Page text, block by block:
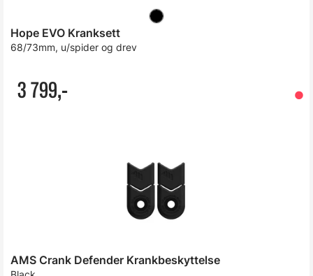
Hope EVO Kranksett
68/73mm, u/spider og drev
3 799,-
AMS Crank Defender Krankbeskyttelse